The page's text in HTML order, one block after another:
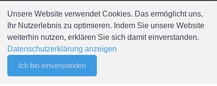
Filter Merkliste
AGB
Newsletter abonnieren
Sitemap
Unsere Website verwendet Cookies. Das ermöglicht uns,
Ihr Nutzerlebnis zu optimieren. Indem Sie unsere Website
weiterhin nutzen, erklären Sie sich damit einverstanden.
Datenschutzerklärung anzeigen
Ich bin einverstanden